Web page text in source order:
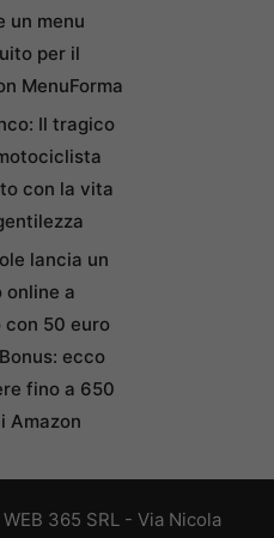
un menu
per il
MenuForma
Il tragico
con la vita
lancia un
online a
con 50 euro
ecco
fino a 650
Amazon
365 SRL - Via Nicola